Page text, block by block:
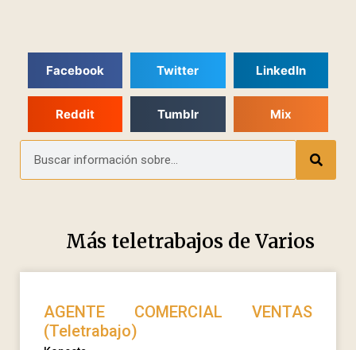
Facebook Twitter LinkedIn
Reddit Tumblr Mix
Más teletrabajos deVarios
AGENTE COMERCIAL VENTAS
(Teletrabajo)